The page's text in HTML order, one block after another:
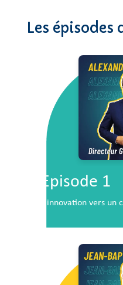
Les épisodes
Episode 1
L’innovation vers